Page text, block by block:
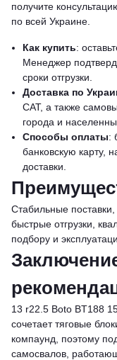
получите
по всей Украине.
Как купить:
Менеджер
сроки отгрузки.
Доставка по
САТ, а также
города и
Способы оплаты:
банковскую карту,
доставки.
Стабильные
быстрые отгрузки,
подбору и
13 r22.5 Boto BT188
сочетает тяговые
компаунд, поэтому
самосвалов,